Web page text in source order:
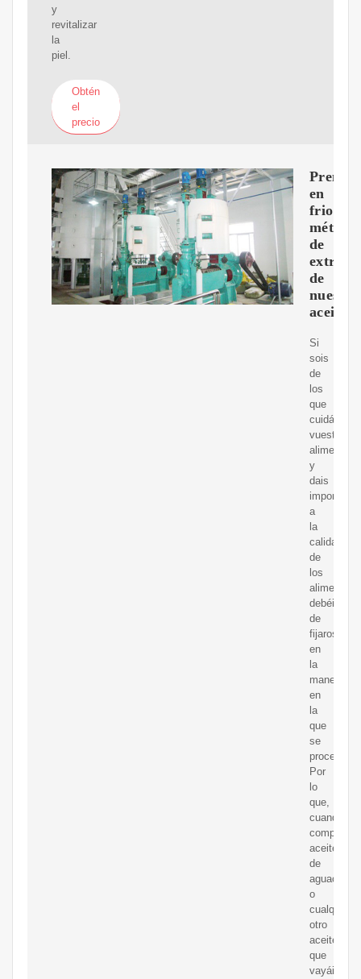
y
revitalizar
la
piel.
Obtén
el
precio
en
frio,
método
de
de
nuestro
aceite
Si
sois
de
los
que
cuidáis
vuestra
y
dais
a
la
calidad
de
los
alimentos,
debéis
de
fijaros
en
la
manera
en
la
que
se
procesan.
Por
lo
que,
cuando
compréis
aceite
de
aguacate
o
cualquier
otro
aceite
que
vayáis